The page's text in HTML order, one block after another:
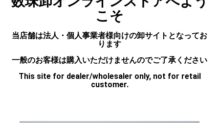
こそ
当店舗は法人・個人事業者様向けの卸サイトとなってお
ります
一般のお客様は購入いただけませんのでご了承ください
This site for dealer/wholesaler only, not for retail
customer.